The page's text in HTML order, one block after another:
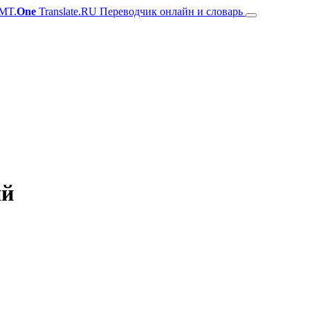
One Translate.RU Переводчик онлайн и словарь